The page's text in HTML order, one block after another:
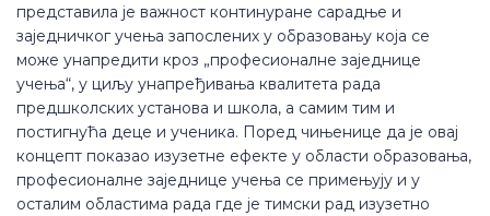
представила је важност континуране сарадње и
заједничког учења запослених у образовању која се
може унапредити кроз „професионалне заједнице
учења“, у циљу унапређивања квалитета рада
предшколских установа и школа, а самим тим и
постигнућа деце и ученика. Поред чињенице да је овај
концепт показао изузетне ефекте у области образовања,
професионалне заједнице учења се примењују и у
осталим областима рада где је тимски рад изузетно